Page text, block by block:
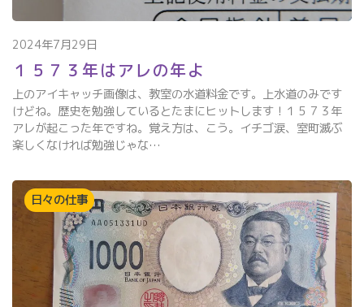
2024年7月29日
１５７３年はアレの年よ
上のアイキャッチ画像は、教室の水道料金です。上水道のみです
けどね。歴史を勉強しているとたまにヒットします！１５７３年
アレが起こった年ですね。覚え方は、こう。イチゴ涙、室町滅ぶ
楽しくなければ勉強じゃな…
日々の仕事